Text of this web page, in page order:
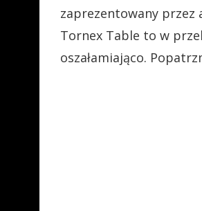
zaprezentowany przez
Tornex Table to w
oszałamiająco.